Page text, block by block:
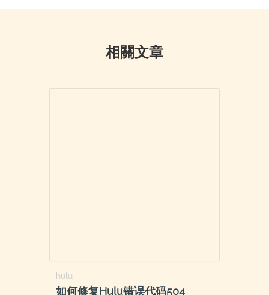
相關文章
hulu
如何修复Hulu错误代码504